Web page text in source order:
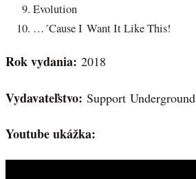
Evolution
…´Cause I Want It Like This!
Rok vydania: 2018
Vydavateľstvo: Support Underground
Youtube ukážka: